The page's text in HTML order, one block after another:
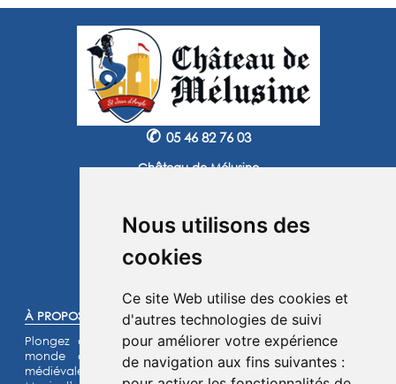
Nous utilisons des
cookies
Ce site Web utilise des cookies et
d'autres technologies de suivi
pour améliorer votre expérience
de navigation aux fins suivantes :
✆ 05 46 82 76 03
Château de Mélusine
Instagram Facebook
À PROPOS :
Plongez dans l'histoire et laissez-vous transporter dans un
monde de chevaliers, de princesses et de légendes
médiévales.